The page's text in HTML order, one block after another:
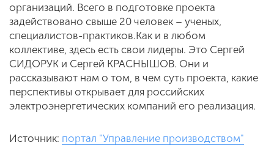
организаций. Всего в подготовке проекта
задействовано свыше 20 человек – ученых,
специалистов-практиков.Как и в любом
коллективе, здесь есть свои лидеры. Это Сергей
СИДОРУК и Сергей КРАСНЫШОВ. Они и
рассказывают нам о том, в чем суть проекта, какие
перспективы открывает для российских
электроэнергетических компаний его реализация.
Источник: портал "Управление производством"